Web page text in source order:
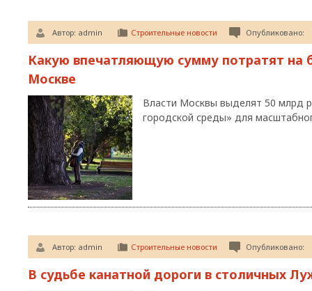
Автор: admin Строительные новости Опубликовано:
Какую впечатляющую сумму потратят на
Москве
Власти Москвы выделят 50 млрд
городской среды» для
Автор: admin Строительные новости Опубликовано:
В судьбе канатной дороги в столичных